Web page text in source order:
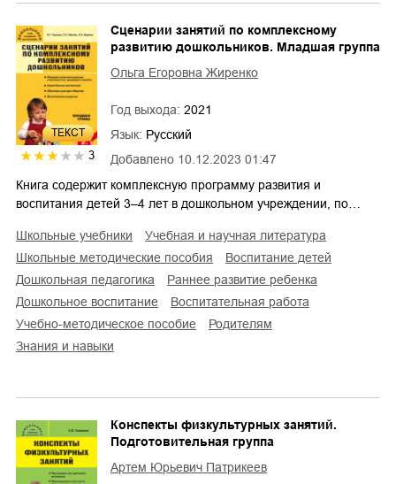
ТЕКСТ
3 Добавлено 10.12.2023 01:47
Сценарии занятий по комплексному
развитию дошкольников. Младшая группа
Ольга Егоровна Жиренко
Год выхода: 2021
Язык: Русский
Книга содержит комплексную программу развития и
воспитания детей 3–4 лет в дошкольном учреждении, по…
школьные учебники
учебная и научная литература
школьные методические пособия
воспитание детей
дошкольная педагогика
раннее развитие ребенка
дошкольное воспитание
воспитательная работа
учебно-методическое пособие
родителям
знания и навыки
Конспекты физкультурных занятий.
Подготовительная группа
Артем Юрьевич Патрикеев